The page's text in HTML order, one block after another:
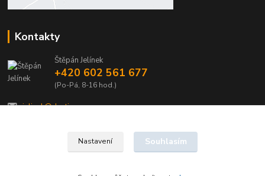
Kontakty
Štěpán Jelínek
+420 602 561 677
(Po-Pá, 8-16 hod.)
jelinek@dentia.cz
Nastavení Souhlasím